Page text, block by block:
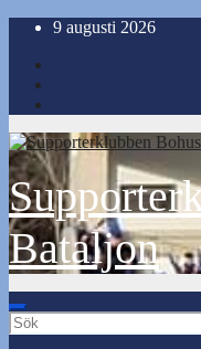
Hoppa
innehåll
9 augusti 2026
Bataljon